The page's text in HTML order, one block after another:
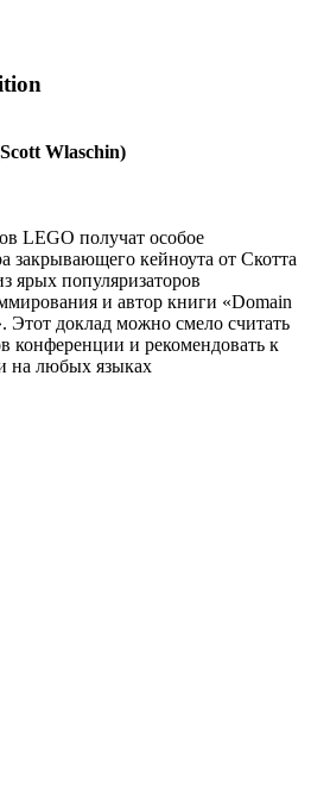
Wlaschin)
LEGO получат особое
закрывающего кейноута от Скотта
популяризаторов
и автор книги «Domain
Этот доклад можно смело считать
конференции и рекомендовать к
на любых языках